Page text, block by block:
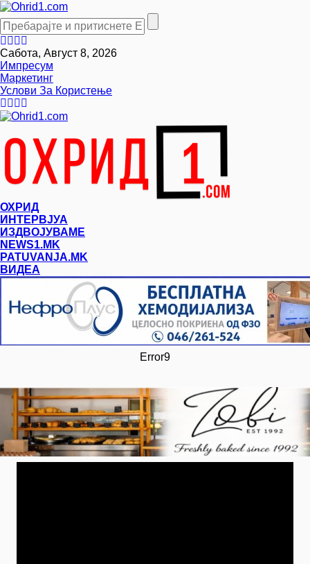
Сабота, Август 8, 2026
Импресум
Маркетинг
Услови За Користење
ОХРИД
ИНТЕРВЈУА
ИЗДВОЈУВАМЕ
NEWS1.MK
PATUVANJA.MK
ВИДЕА
Error9